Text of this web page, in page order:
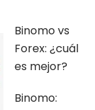
Binomo vs
Forex: ¿cuál
es mejor?
Binomo: